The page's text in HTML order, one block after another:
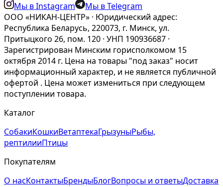
Мы в Instagram
Мы в Telegram
ООО «НИКАН-ЦЕНТР» · Юридический адрес:
Республика Беларусь, 220073, г. Минск, ул.
Притыцкого 26, пом. 120 · УНП 190936687 ·
Зарегистрирован Минским горисполкомом 15
октября 2014 г. Цена на товары "под заказ" носит
информационный характер, и не является публичной
офертой . Цена может измениться при следующем
поступлении товара.
Каталог
СобакиКошкиВетаптекаГрызуныРыбы,
рептилииПтицы
Покупателям
О насКонтактыБрендыБлогВопросы и ответыДоставка